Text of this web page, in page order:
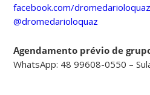
facebook.com/dromedarioloquaz
@dromedarioloquaz
Agendamento prévio de
WhatsApp: 48 99608-0550 –